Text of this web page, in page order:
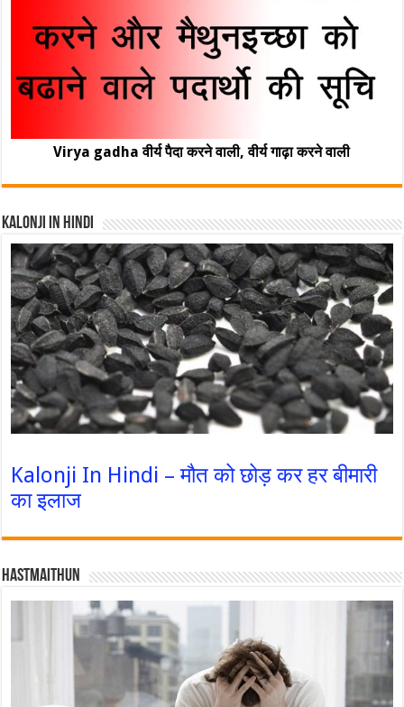
Virya gadha वीर्य पैदा करने वाली, वीर्य गाढ़ा करने वाली
Kalonji In Hindi
Kalonji In Hindi – मौत को छोड़ कर हर बीमारी
का इलाज
Hastmaithun